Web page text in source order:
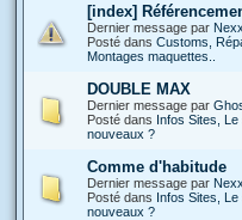
[index]
Dernier message par Nexx
Posté dans Customs,
Montages maquettes..
DOUBLE MAX
Dernier message par
Posté dans Infos Sites,
nouveaux ?
Comme d'habitude
Dernier message par Nexx
Posté dans Infos Sites,
nouveaux ?